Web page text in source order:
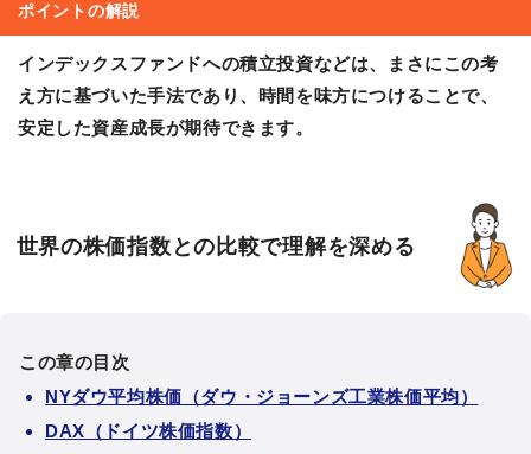
ポイントの解説
インデックスファンドへの積立投資などは、まさにこの考
え方に基づいた手法であり、時間を味方につけることで、
安定した資産成長が期待できます。
世界の株価指数との比較で理解を深める
この章の目次
NYダウ平均株価（ダウ・ジョーンズ工業株価平均）
DAX（ドイツ株価指数）